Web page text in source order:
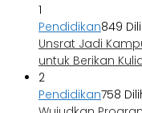
1
Pendidikan849
Unsrat Jadi
untuk Berikan
2
Pendidikan758